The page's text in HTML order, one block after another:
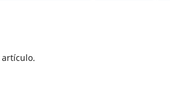
artículo.